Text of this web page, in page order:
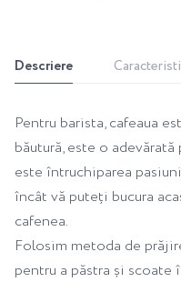
Descriere
Pentru barista, cafeaua
băutură, este o
este întruchiparea
încât vă puteți bucura
cafenea.
Folosim metoda de
pentru a păstra și scoate